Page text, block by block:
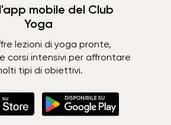
mobile del Club
Yoga
lezioni di yoga pronte,
corsi intensivi per affrontare
tipi di obiettivi.